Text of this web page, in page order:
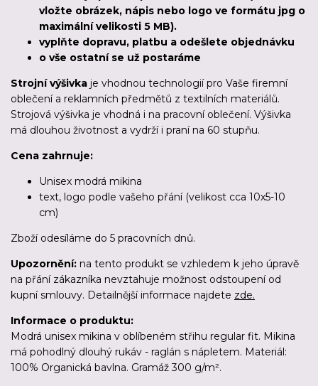
vložte obrázek, nápis nebo logo ve formátu jpg o
maximální velikosti 5 MB).
vyplňte dopravu, platbu a odešlete objednávku
o vše ostatní se už postaráme
Strojní výšivka je vhodnou technologií pro Vaše firemní
oblečení a reklamních předmětů z textilních materiálů.
Strojová výšivka je vhodná i na pracovní oblečení. Výšivka
má dlouhou životnost a vydrží i praní na 60 stupňu.
Cena zahrnuje:
Unisex modrá mikina
text, logo podle vašeho přání (velikost cca 10x5-10
cm)
Zboží odesíláme do 5 pracovních dnů.
Upozornění: na tento produkt se vzhledem k jeho úpravě
na přání zákazníka nevztahuje možnost odstoupení od
kupní smlouvy. Detailnější informace najdete zde.
Informace o produktu:
Modrá unisex mikina v oblíbeném střihu regular fit. Mikina
má pohodlný dlouhý rukáv - raglán s nápletem. Materiál:
100% Organická bavlna. Gramáž 300 g/m².